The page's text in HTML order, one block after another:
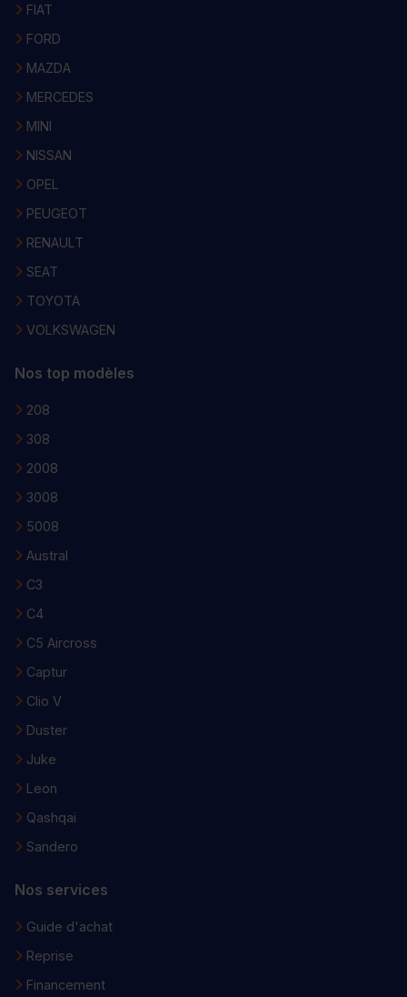
FIAT
FORD
MAZDA
MERCEDES
MINI
NISSAN
OPEL
PEUGEOT
RENAULT
SEAT
TOYOTA
VOLKSWAGEN
Nos top modèles
208
308
2008
3008
5008
Austral
C3
C4
C5 Aircross
Captur
Clio V
Duster
Juke
Leon
Qashqai
Sandero
Nos services
Guide d'achat
Reprise
Financement